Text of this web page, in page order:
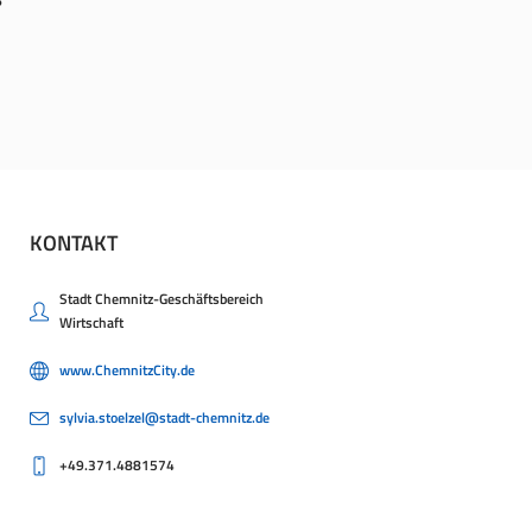
KONTAKT
Stadt Chemnitz-Geschäftsbereich
Wirtschaft
www.ChemnitzCity.de
sylvia.stoelzel@stadt-chemnitz.de
+49.371.4881574